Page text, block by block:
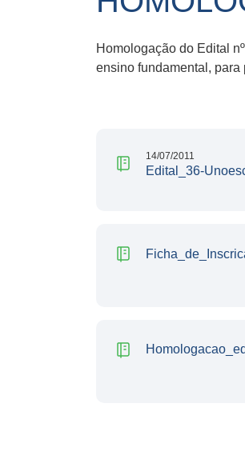
Homologação do Edital
ensino fundamental,
14/07/2011
Edital_36-